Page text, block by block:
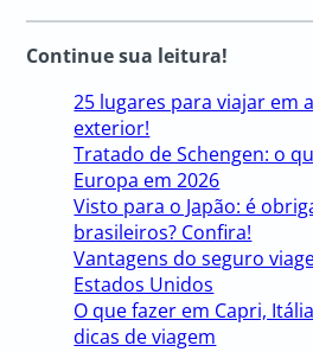
Continue sua leitura!
25 lugares para viajar em
exterior!
Tratado de Schengen: o
Europa em 2026
Visto para o Japão: é
brasileiros? Confira!
Vantagens do seguro
Estados Unidos
O que fazer em Capri,
dicas de viagem